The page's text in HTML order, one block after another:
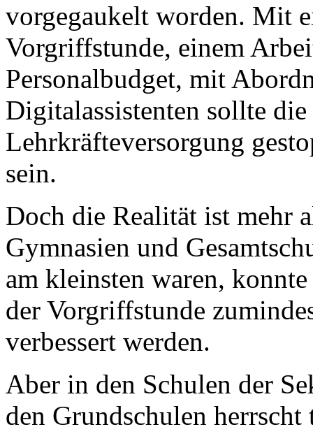
vorgegaukelt worden. Mit
Vorgriffstunde, einem
Personalbudget, mit
Digitalassistenten sollte
Lehrkräfteversorgung
sein.
Doch die Realität ist mehr
Gymnasien und
am kleinsten waren,
der Vorgriffstunde
verbessert werden.
Aber in den Schulen der
den Grundschulen herrscht